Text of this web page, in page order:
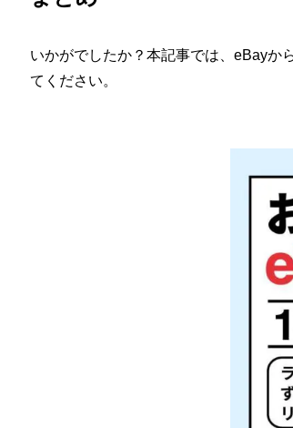
いかがでしたか？本記事では、eBayか
てください。